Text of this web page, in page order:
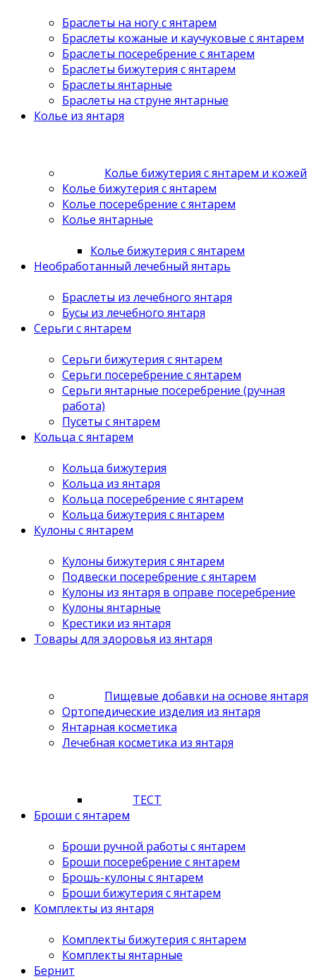
Браслеты на ногу с янтарем
Браслеты кожаные и каучуковые с янтарем
Браслеты посеребрение с янтарем
Браслеты бижутерия с янтарем
Браслеты янтарные
Браслеты на струне янтарные
Колье из янтаря
Колье бижутерия с янтарем и кожей
Колье бижутерия с янтарем
Колье посеребрение с янтарем
Колье янтарные
Колье бижутерия с янтарем
Необработанный лечебный янтарь
Браслеты из лечебного янтаря
Бусы из лечебного янтаря
Серьги с янтарем
Серьги бижутерия с янтарем
Серьги посеребрение с янтарем
Серьги янтарные посеребрение (ручная
работа)
Пусеты с янтарем
Кольца с янтарем
Кольца бижутерия
Кольца из янтаря
Кольца посеребрение с янтарем
Кольца бижутерия с янтарем
Кулоны с янтарем
Кулоны бижутерия с янтарем
Подвески посеребрение с янтарем
Кулоны из янтаря в оправе посеребрение
Кулоны янтарные
Крестики из янтаря
Товары для здоровья из янтаря
Пищевые добавки на основе янтаря
Ортопедические изделия из янтаря
Янтарная косметика
Лечебная косметика из янтаря
ТЕСТ
Броши с янтарем
Броши ручной работы с янтарем
Броши посеребрение с янтарем
Брошь-кулоны с янтарем
Броши бижутерия с янтарем
Комплекты из янтаря
Комплекты бижутерия с янтарем
Комплекты янтарные
Бернит